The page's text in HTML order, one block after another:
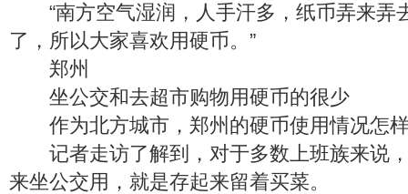
“南方空气湿润，人手汗多，纸币弄来弄
了，所以大家喜欢用硬币。”
郑州
坐公交和去超市购物用硬币的很少
作为北方城市，郑州的硬币使用情况怎
记者走访了解到，对于多数上班族来说
来坐公交用，就是存起来留着买菜。